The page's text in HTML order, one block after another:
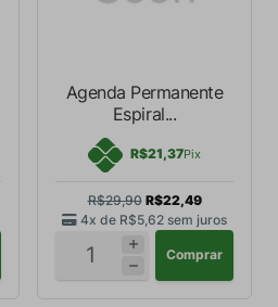
Agenda Permanente
Espiral...
R$21,37Pix
R$29,90 R$22,49
4x de R$5,62 sem juros
Comprar